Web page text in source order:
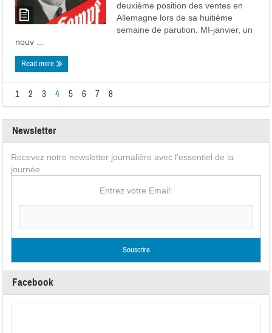
deuxième position des ventes en
Allemagne lors de sa huitième
semaine de parution. MI-janvier, un
nouv ...
Read more
1 2 3 4 5 6 7 8
Newsletter
Recevez notre newsletter journalière avec l'essentiel de la
journée
Entrez votre Email:
Facebook